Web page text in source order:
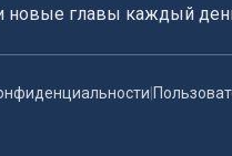
новые главы каждый